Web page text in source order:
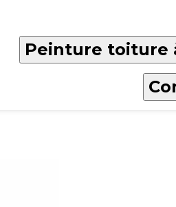
Peinture toiture